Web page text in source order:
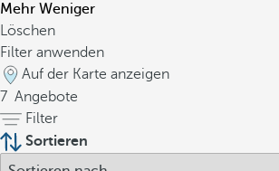
Mehr Weniger
Löschen
Filter anwenden
Auf der Karte anzeigen
7 Angebote
Filter
Sortieren